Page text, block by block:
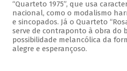
“Quarteto 1975”, que usa
nacional, como o modalismo
e sincopados. Já o Quarteto
serve de contraponto à obra do
possibilidade melancólica da
alegre e esperançoso.